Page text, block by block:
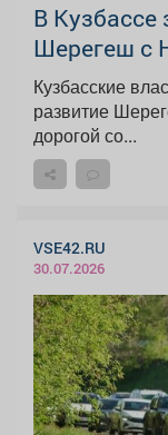
В Кузбассе
Шерегеш с
Кузбасские
развитие
дорогой со...
VSE42.RU
30.07.2026